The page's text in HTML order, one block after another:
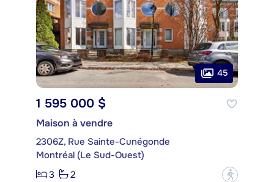
45
1 595 000 $
Maison à vendre
2306Z, Rue Sainte-Cunégonde
Montréal (Le Sud-Ouest)
3
2 ?